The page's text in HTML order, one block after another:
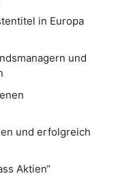
in Europa
und
und erfolgreich
Aktien“